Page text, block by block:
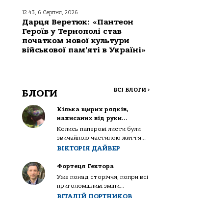
12:43, 6 Серпня, 2026
Дарця Веретюк: «Пантеон
Героїв у Тернополі став
початком нової культури
військової пам’яті в Україні»
БЛОГИ ВСІ БЛОГИ >
Кілька щирих рядків,
написаних від руки…
Колись паперові листи були
звичайною частиною життя...
ВІКТОРІЯ ДАЙВЕР
Фортеця Гектора
Уже понад сторіччя, попри всі
приголомшливі зміни...
ВІТАЛІЙ ПОРТНИКОВ